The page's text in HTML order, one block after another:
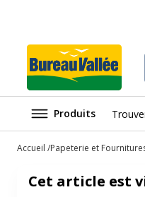
Produits
Accueil Papeterie et
Cet article est